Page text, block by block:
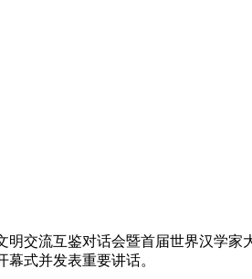
明交流互鉴对话会暨首届世界汉学
幕式并发表重要讲话。